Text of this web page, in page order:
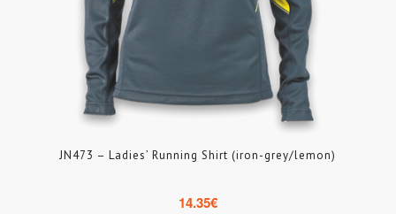
JN473 – Ladies’ Running Shirt (iron-grey/lemon)
14.35€